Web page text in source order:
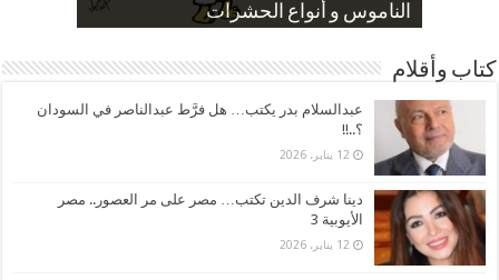
الناموس و أنواع الحشرات
الموظفين بعد ارتفاع الأسعار
ارتفاع نسبة الطلاق في مصر
صورة كاركاتيرية
صورة كاركاتيرية
كتاب وأقلام
عبدالسلام بدر يكتب… هل فرَّط عبدالناصر في السودان
؟..!!
12 يناير، 2026
دينا شرف الدين تكتب… مصر على مر العصور.. مصر
الأيوبية 3
12 يناير، 2026